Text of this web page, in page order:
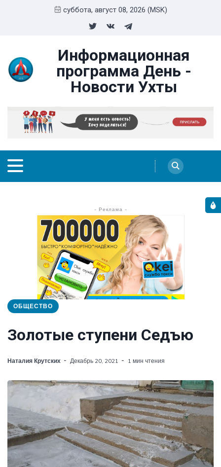
суббота, август 08, 2026 (MSK)
Информационная
программа День -
Новости Ухты
- Реклама -
ОБЩЕСТВО
Золотые ступени Седъю
Наталия Крутских Декабрь 20, 2021 1 мин чтения